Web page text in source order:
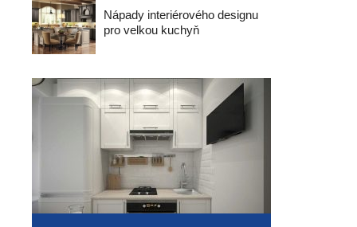
Nápady interiérového designu
pro velkou kuchyň